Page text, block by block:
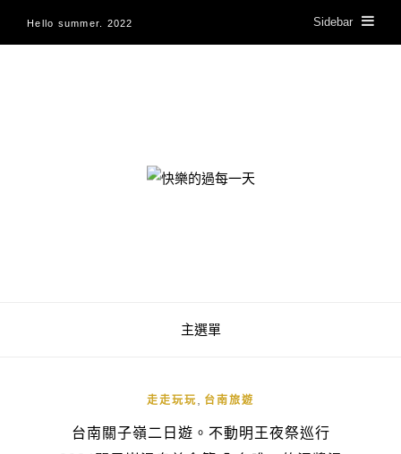
Hello summer. 2022 Sidebar
快樂的過每一天
主選單
走走玩玩 台南旅遊
台南關子嶺二日遊。不動明王夜祭巡行